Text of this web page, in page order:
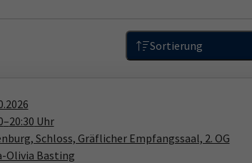
Sortierung
–20:30 Uhr
Schloss, Gräflicher Empfangssaal, 2. OG
Olivia Basting